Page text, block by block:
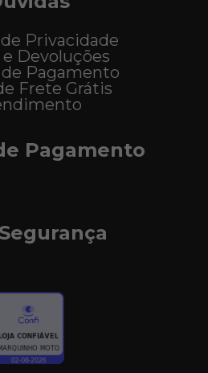
Privacidade
e Devoluções
de Pagamento
Frete Grátis
Pagamento